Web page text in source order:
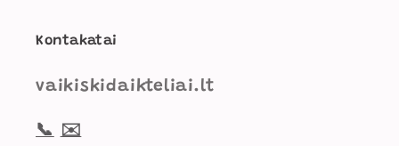
Kontakatai
vaikiskidaikteliai.lt
📞 ✉️